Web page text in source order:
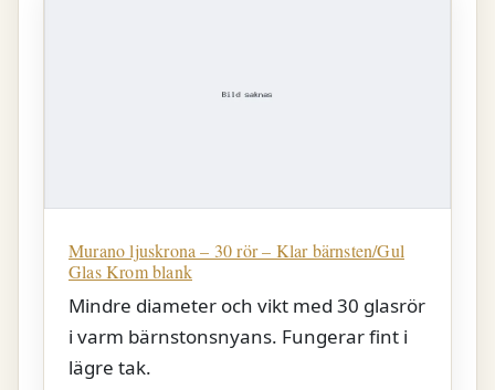
Murano ljuskrona – 30 rör – Klar bärnsten/Gul
Glas Krom blank
Mindre diameter och vikt med 30 glasrör
i varm bärnstonsnyans. Fungerar fint i
lägre tak.